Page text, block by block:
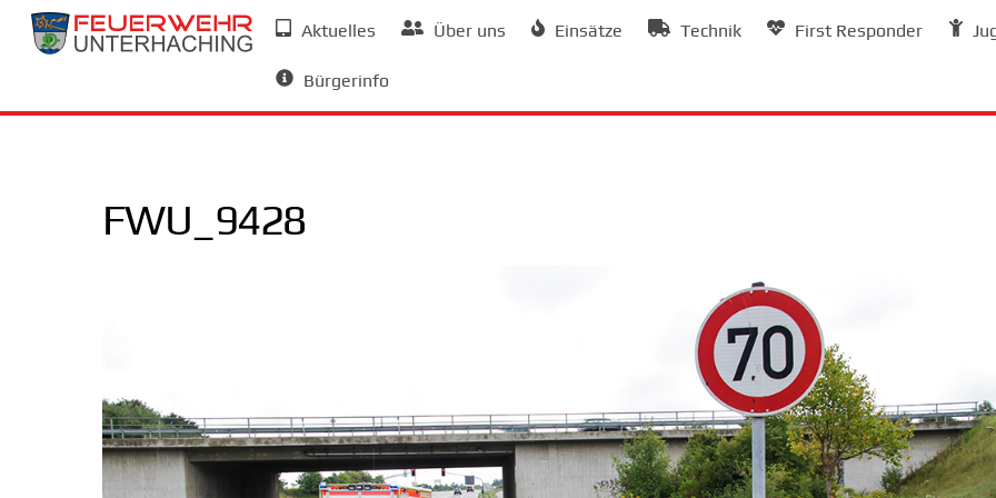
Skip
Aktuelles Über uns Einsätze Technik First Responder
Bürgerinfo
FWU_9428